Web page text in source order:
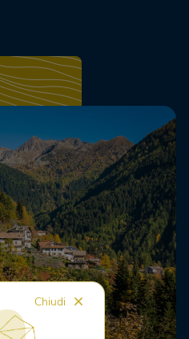
Chiudi